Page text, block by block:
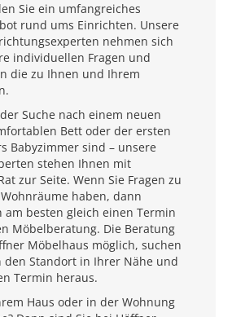
Sie ein umfangreiches
rund ums Einrichten. Unsere
nehmen sich
individuellen Fragen und
die zu Ihnen und Ihrem
Suche nach einem neuen
Bett oder der ersten
Babyzimmer sind – unsere
stehen Ihnen mit
zur Seite. Wenn Sie Fragen zu
haben, dann
am besten gleich einen Termin
Möbelberatung. Die Beratung
Möbelhaus möglich, suchen
den Standort in Ihrer Nähe und
Termin heraus.
Haus oder in der Wohnung